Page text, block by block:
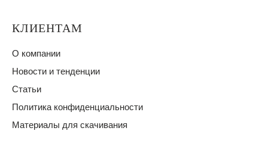
КЛИЕНТАМ
О компании
Новости и тенденции
Статьи
Политика конфиденциальности
Материалы для скачивания